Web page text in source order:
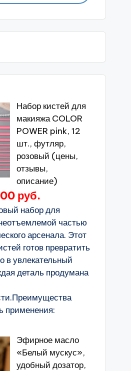
Набор кистей для
макияжа COLOR
POWER pink, 12
шт., футляр,
розовый (цены,
отзывы,
описание)
руб.
набор для
частью
арсенала. Этот
готов превратить
в увлекательный
деталь продумана
применения:
Эфирное масло
«Белый мускус»,
удобный дозатор,